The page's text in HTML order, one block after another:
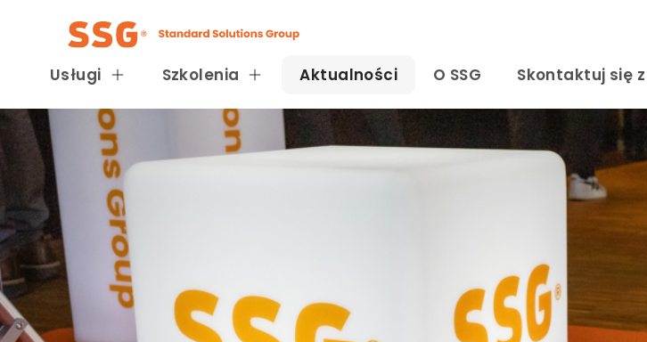
Usługi Szkolenia Aktualności O SSG Skontaktuj się